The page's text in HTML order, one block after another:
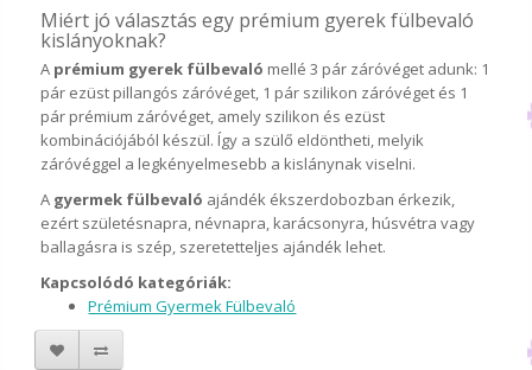
Miért jó választás egy prémium gyerek fülbevaló
kislányoknak?
A prémium gyerek fülbevaló mellé 3 pár záróvéget adunk: 1
pár ezüst pillangós záróvéget, 1 pár szilikon záróvéget és 1
pár prémium záróvéget, amely szilikon és ezüst
kombinációjából készül. Így a szülő eldöntheti, melyik
záróvéggel a legkényelmesebb a kislánynak viselni.
A gyermek fülbevaló ajándék ékszerdobozban érkezik,
ezért születésnapra, névnapra, karácsonyra, húsvétra vagy
ballagásra is szép, szeretetteljes ajándék lehet.
Kapcsolódó kategóriák:
Prémium Gyermek Fülbevaló